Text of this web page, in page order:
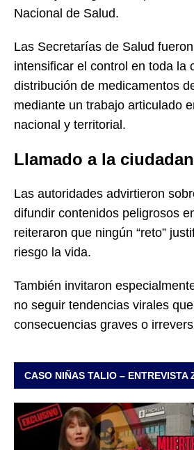
Nacional de Salud.
Las Secretarías de Salud
intensificar el control en toda la
distribución de medicamentos
mediante un trabajo articulado
nacional y territorial.
Llamado a la
Las autoridades advirtieron
difundir contenidos peligrosos
reiteraron que ningún “reto”
riesgo la vida.
También invitaron
no seguir tendencias virales
consecuencias graves o
CASO NIÑAS TALIO – ENTREVISTA